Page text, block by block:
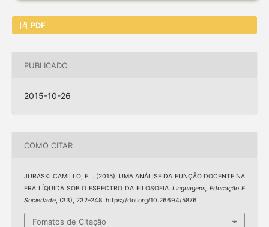
PDF
PUBLICADO
2015-10-26
COMO CITAR
JURASKI CAMILLO, E. . (2015). UMA ANÁLISE DA FUNÇÃO DOCENTE NA
ERA LÍQUIDA SOB O ESPECTRO DA FILOSOFIA.Linguagens, Educação E
Sociedade, (33), 232–248. https://doi.org/10.26694/5876
Fomatos de Citação